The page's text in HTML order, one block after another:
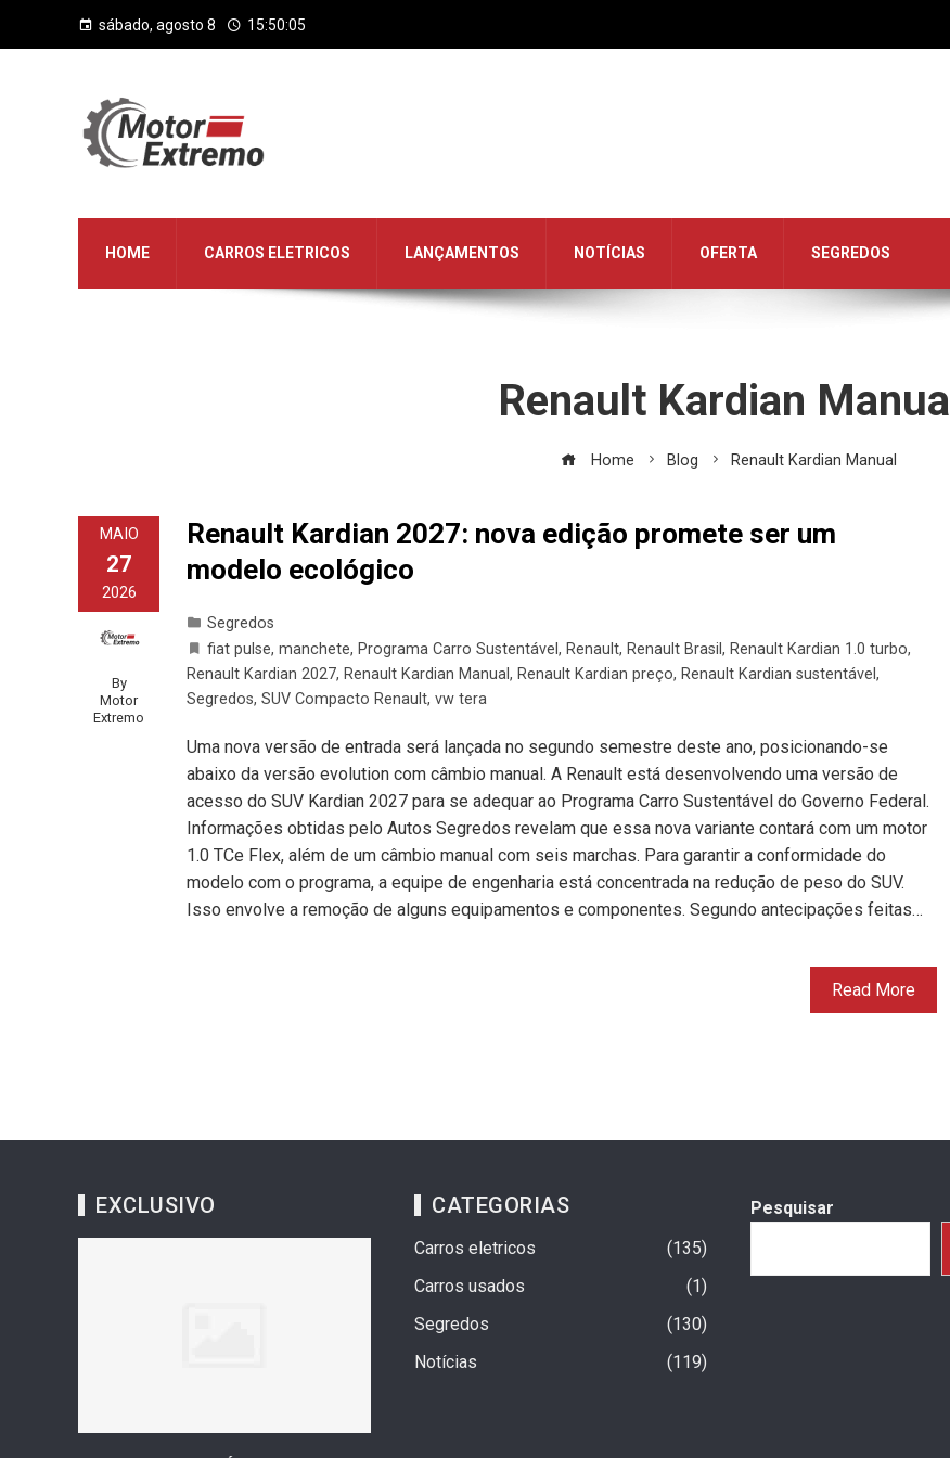
sábado, agosto 8 15:50:05
HOME CARROS ELETRICOS LANÇAMENTOS NOTÍCIAS OFERTA SEGREDOS
Renault Kardian Manual
Home Blog Renault Kardian Manual
MAIO
27
2026
By
Motor
Extremo
Renault Kardian 2027: nova edição promete ser um
modelo ecológico
Segredos
fiat pulse, manchete, Programa Carro Sustentável , Renault, Renault Brasil , Renault Kardian 1.0 turbo,
Renault Kardian 2027, Renault Kardian Manual, Renault Kardian preço, Renault Kardian sustentável ,
Segredos, SUV Compacto Renault, vw tera
Uma nova versão de entrada será lançada no segundo semestre deste ano, posicionando-se
abaixo da versão evolution com câmbio manual. A Renault está desenvolvendo uma versão de
acesso do SUV Kardian 2027 para se adequar ao Programa Carro Sustentável do Governo Federal.
Informações obtidas pelo Autos Segredos revelam que essa nova variante contará com um motor
1.0 TCe Flex, além de um câmbio manual com seis marchas. Para garantir a conformidade do
modelo com o programa, a equipe de engenharia está concentrada na redução de peso do SUV.
Isso envolve a remoção de alguns equipamentos e componentes. Segundo antecipações feitas…
Read More
EXCLUSIVO CATEGORIAS
Carros eletricos
135
Carros usados
1
Segredos
130
Notícias
119
Pesquisar